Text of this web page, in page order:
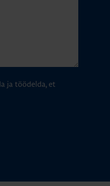
ja töödelda, et